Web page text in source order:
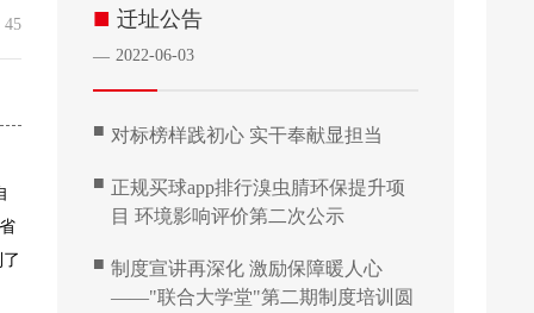
45 ■ 迁址公告
— 2022-06-03
■ 对标榜样践初心 实干奉献显担当
■ 正规买球app排行溴虫腈环保提升项
目 环境影响评价第二次公示
■ 制度宣讲再深化 激励保障暖人心
——"联合大学堂"第二期制度培训圆